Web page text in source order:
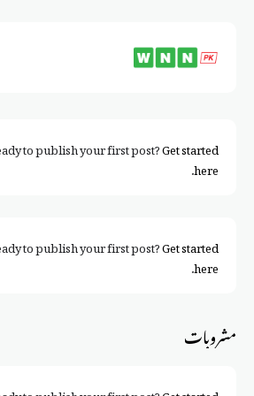
to publish your first post?Get started
here
.
to publish your first post?Get started
here
.
مشروبات